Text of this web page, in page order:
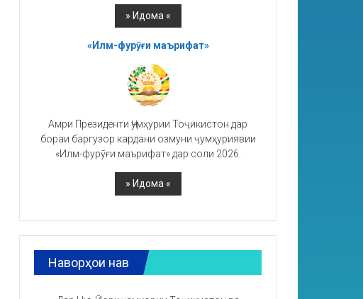
«Илм-фурӯғи маърифат»
Амри Президенти Ҷумҳурии Тоҷикистон дар
бораи баргузор кардани озмуни ҷумҳуриявии
«Илм-фурӯғи маърифат» дар соли 2026.
Наворҳои нав